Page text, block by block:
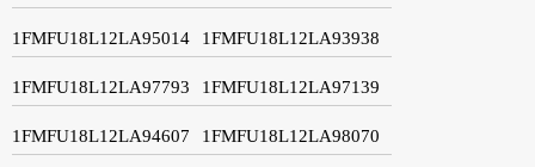
1FMFU18L12LA95014 1FMFU18L12LA93938
1FMFU18L12LA97793 1FMFU18L12LA97139
1FMFU18L12LA94607 1FMFU18L12LA98070